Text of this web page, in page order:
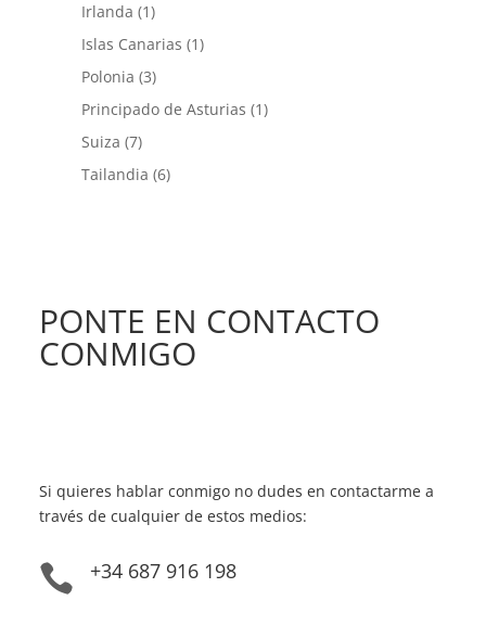
Irlanda (1)
Islas Canarias (1)
Polonia (3)
Principado de Asturias (1)
Suiza (7)
Tailandia (6)
PONTE EN CONTACTO
CONMIGO
Si quieres hablar conmigo no dudes en contactarme a
través de cualquier de estos medios:
 +34 687 916 198